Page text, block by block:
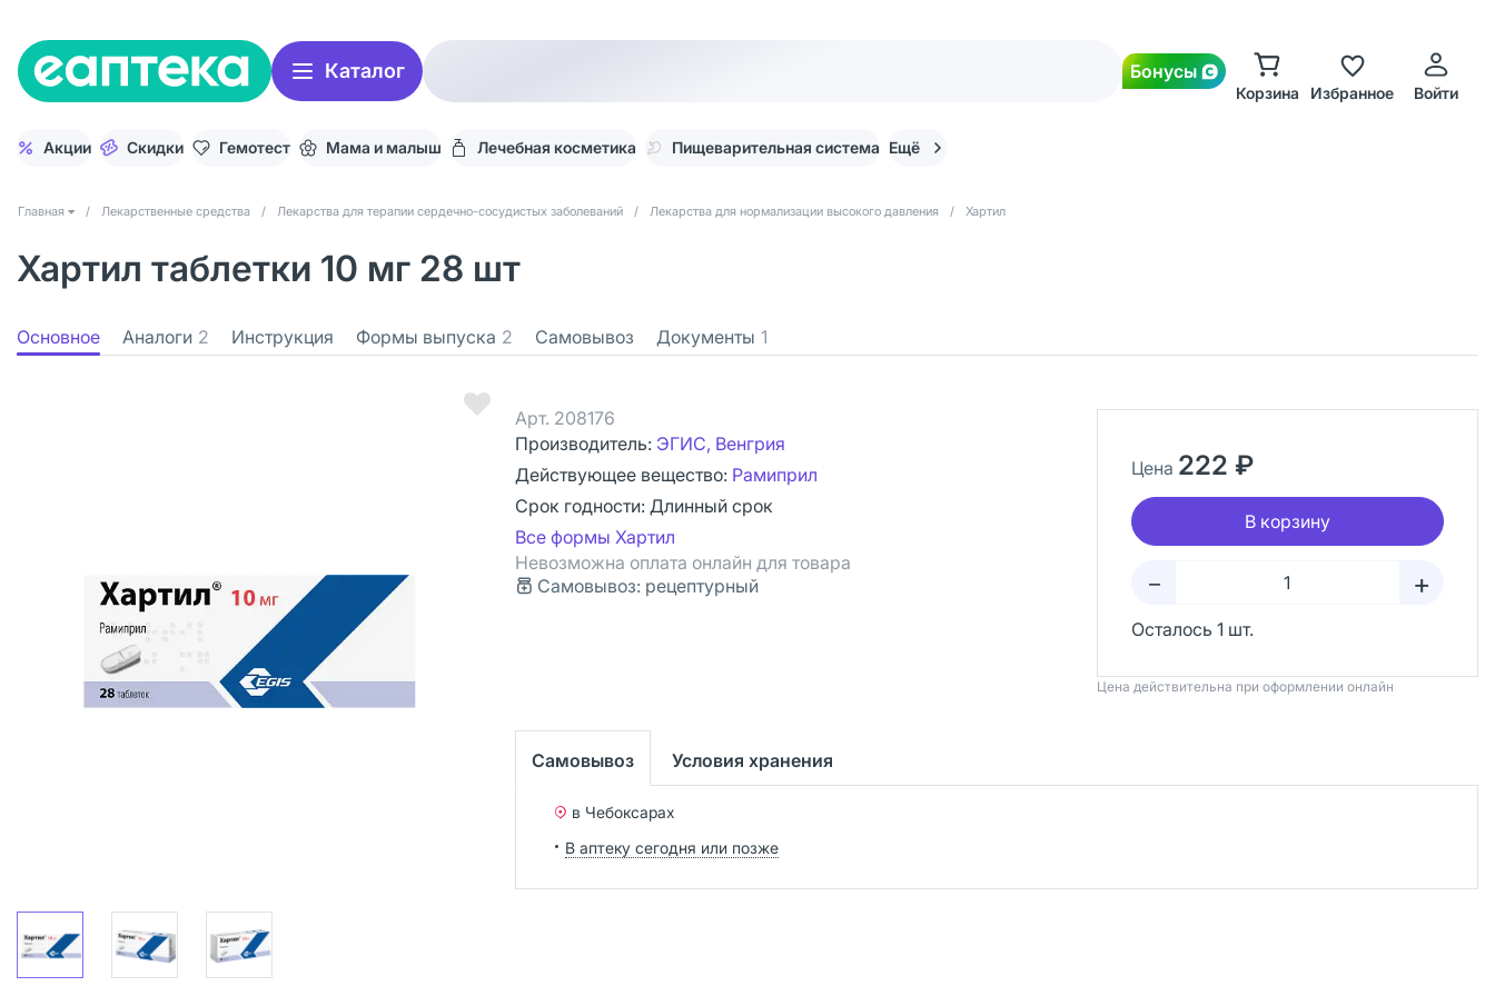
Каталог Бонусы
Корзина Избранное Войти
Акции Скидки Гемотест Мама и малыш Лечебная косметика Пищеварительная система Ещё
Главная / Лекарственные средства / Лекарства для терапии сердечно-сосудистых заболеваний / Лекарства для нормализации высокого давления / Хартил
Хартил таблетки 10 мг 28 шт
Основное Аналоги 2 Инструкция Формы выпуска 2 Самовывоз Документы 1
Арт. 208176
Производитель: ЭГИС, Венгрия
Действующее вещество: Рамиприл
Срок годности: Длинный срок
Все формы Хартил
Невозможна оплата онлайн для товара
Самовывоз: рецептурный
Цена 222 ₽
В корзину
– +
Осталось 1 шт.
Цена действительна при оформлении онлайн
Самовывоз Условия хранения
в Чебоксарах
В аптеку сегодня или позже